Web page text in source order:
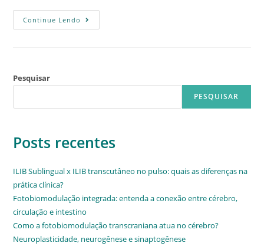
Continue Lendo
Pesquisar
PESQUISAR
Posts recentes
ILIB Sublingual x ILIB transcutâneo no pulso: quais as diferenças na
prática clínica?
Fotobiomodulação integrada: entenda a conexão entre cérebro,
circulação e intestino
Como a fotobiomodulação transcraniana atua no cérebro?
Neuroplasticidade, neurogênese e sinaptogênese